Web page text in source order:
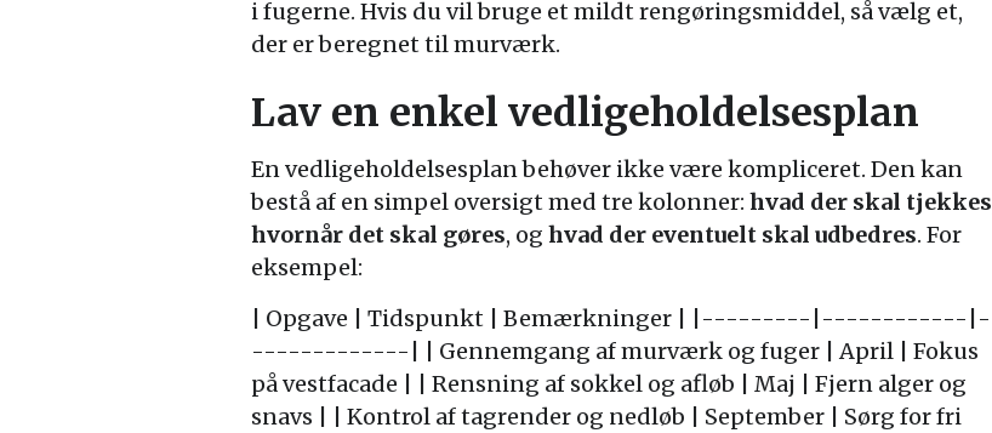
i fugerne. Hvis du vil bruge et mildt rengøringsmiddel, så vælg et,
der er beregnet til murværk.
Lav en enkel vedligeholdelsesplan
En vedligeholdelsesplan behøver ikke være kompliceret. Den kan
bestå af en simpel oversigt med tre kolonner: hvad der skal tjekkes
hvornår det skal gøres, og hvad der eventuelt skal udbedres. For
eksempel:
| Opgave | Tidspunkt | Bemærkninger | |---------|------------|-
-------------| | Gennemgang af murværk og fuger | April | Fokus
på vestfacade | | Rensning af sokkel og afløb | Maj | Fjern alger og
snavs | | Kontrol af tagrender og nedløb | September | Sørg for fri